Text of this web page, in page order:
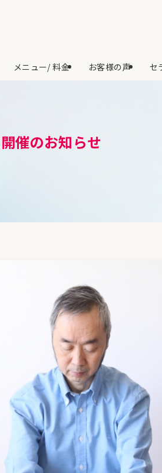
メニュー/ 料金 お客様の声 セ
催のお知らせ